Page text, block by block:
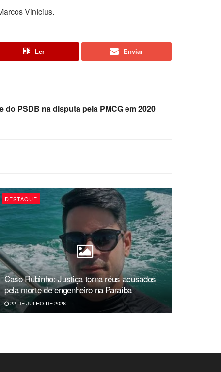
Vinícius.
Ler Enviar
do PSDB na disputa pela PMCG em 2020
DESTAQUE
Caso Rubinho: Justiça torna réus acusados
pela morte de engenheiro na Paraíba
22 DE JULHO DE 2026